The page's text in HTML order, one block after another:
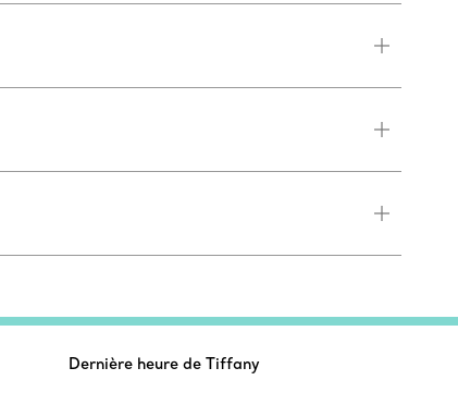
Dernière heure de Tiffany